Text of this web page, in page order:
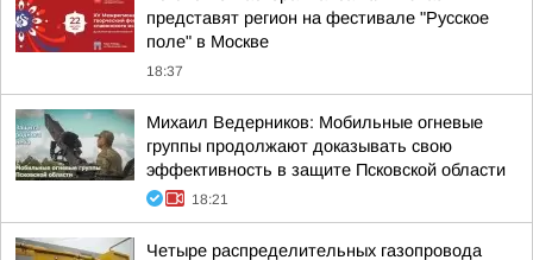
представят регион на фестивале "Русское
поле" в Москве
18:37
Михаил Ведерников: Мобильные огневые
группы продолжают доказывать свою
эффективность в защите Псковской области
18:21
Четыре распределительных газопровода